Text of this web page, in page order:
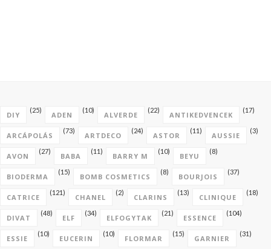
DIY
(25)
ADEN
(10)
ALVERDE
(22)
ANTIKEDVENCEK
(17)
ARCÁPOLÁS
(73)
ARTDECO
(24)
ASTOR
(11)
AUSSIE
(3)
AVON
(27)
BABA
(11)
BARRY M
(10)
BEYU
(8)
BIODERMA
(15)
BOMB COSMETICS
(8)
BOURJOIS
(37)
CATRICE
(121)
CHANEL
(2)
CLARINS
(13)
CLINIQUE
(18)
DIVAT
(48)
ELF
(34)
ELFOGYTAK
(21)
ESSENCE
(104)
ESSIE
(10)
EUCERIN
(10)
FLORMAR
(15)
GARNIER
(31)